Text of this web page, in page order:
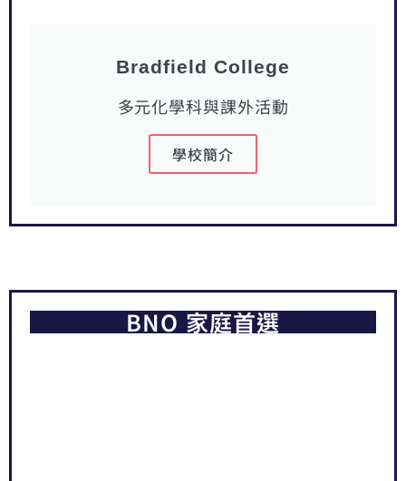
Bradfield College
多元化學科與課外活動
學校簡介
BNO 家庭首選